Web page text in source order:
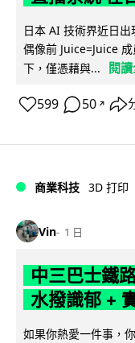
日本 AI 技術界近日
偶像前 Juice=Juice
下，僅憑藉與...
閱
599 50 ↗
商業科技 3D 打印
Vin 1 日
中三巴士鐵
水撥識郁 +
如果你熱愛一件事，